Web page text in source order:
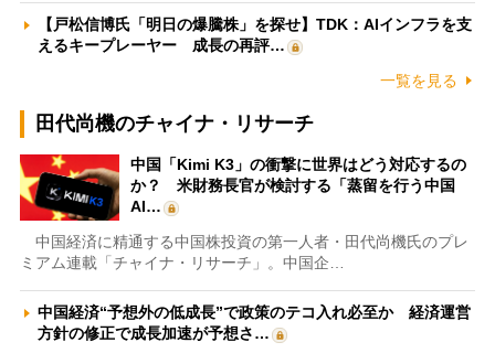
【戸松信博氏「明日の爆騰株」を探せ】TDK：AIインフラを支
えるキープレーヤー 成長の再評…
一覧を見る
田代尚機のチャイナ・リサーチ
中国「Kimi K3」の衝撃に世界はどう対応するの
か？ 米財務長官が検討する「蒸留を行う中国
AI…
中国経済に精通する中国株投資の第一人者・田代尚機氏のプレ
ミアム連載「チャイナ・リサーチ」。中国企…
中国経済“予想外の低成長”で政策のテコ入れ必至か 経済運営
方針の修正で成長加速が予想さ…